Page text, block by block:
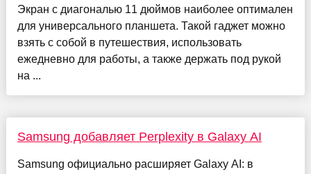
Экран с диагональю 11 дюймов наиболее оптимален
для универсального планшета. Такой гаджет можно
взять с собой в путешествия, использовать
ежедневно для работы, а также держать под рукой
на ...
Samsung добавляет Perplexity в Galaxy AI
Samsung официально расширяет Galaxy AI: в